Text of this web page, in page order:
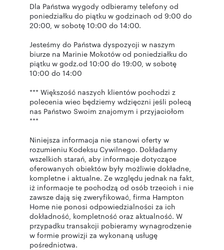
Dla Państwa wygody odbieramy telefony od
poniedziałku do piątku w godzinach od 9:00 do
20:00, w sobotę 10:00 do 14:00.
Jesteśmy do Państwa dyspozycji w naszym
biurze na Marinie Mokotów od poniedziałku do
piątku w godz.od 10:00 do 19:00, w sobotę
10:00 do 14:00
*** Większość naszych klientów pochodzi z
polecenia wiec będziemy wdzięczni jeśli polecą
nas Państwo Swoim znajomym i przyjaciołom
***
Niniejsza informacja nie stanowi oferty w
rozumieniu Kodeksu Cywilnego. Dokładamy
wszelkich starań, aby informacje dotyczące
oferowanych obiektów były możliwie dokładne,
kompletne i aktualne. Ze względu jednak na fakt,
iż informacje te pochodzą od osób trzecich i nie
zawsze dają się zweryfikować, firma Hampton
Home nie ponosi odpowiedzialności za ich
dokładność, kompletność oraz aktualność. W
przypadku transakcji pobieramy wynagrodzenie
w formie prowizji za wykonaną usługę
pośrednictwa.